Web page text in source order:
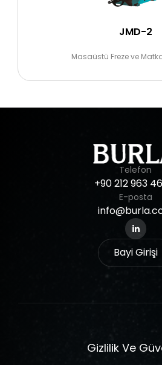
JMD-2
Masaüstü Freze ve
Telefon
+90212963 46
E-posta
Bayi Girişi
Gizlilik Ve